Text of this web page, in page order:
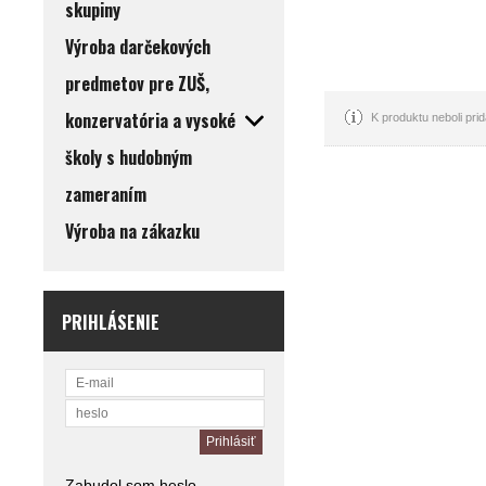
skupiny
Výroba darčekových
predmetov pre ZUŠ,
konzervatória a vysoké
školy s hudobným
zameraním
Výroba na zákazku
PRIHLÁSENIE
K produktu neboli